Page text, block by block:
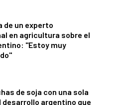
de un experto
en agricultura sobre el
"Estoy muy
de soja con una sola
desarrollo argentino que